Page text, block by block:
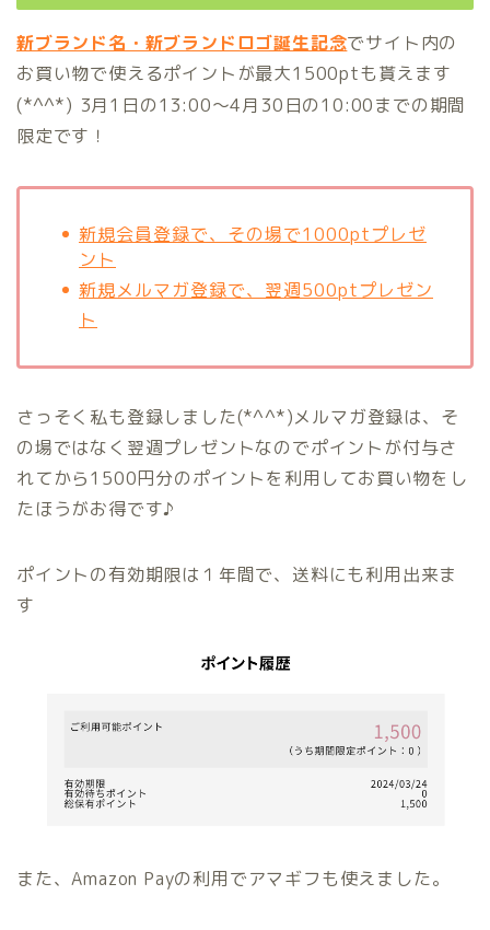
新ブランド名・新ブランドロゴ誕生記念でサイト内の
お買い物で使えるポイントが最大1500ptも貰えます
(*^^*) 3月1日の13:00〜4月30日の10:00までの期間
限定です！
新規会員登録で、その場で1000ptプレゼ
ント
新規メルマガ登録で、翌週500ptプレゼン
ト
さっそく私も登録しました(*^^*)メルマガ登録は、そ
の場ではなく翌週プレゼントなのでポイントが付与さ
れてから1500円分のポイントを利用してお買い物をし
たほうがお得です♪
ポイントの有効期限は１年間で、送料にも利用出来ま
す
また、Amazon Payの利用でアマギフも使えました。